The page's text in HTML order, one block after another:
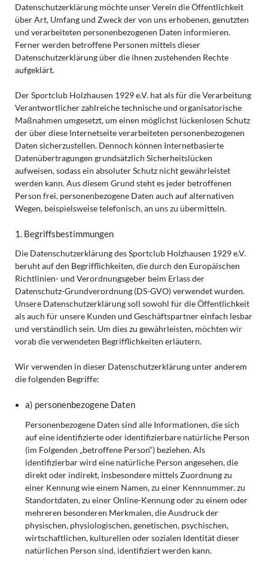
Datenschutzerklärung möchte unser Verein die Öffentlichkeit
über Art, Umfang und Zweck der von uns erhobenen, genutzten
und verarbeiteten personenbezogenen Daten informieren.
Ferner werden betroffene Personen mittels dieser
Datenschutzerklärung über die ihnen zustehenden Rechte
aufgeklärt.
Der Sportclub Holzhausen 1929 e.V. hat als für die Verarbeitung
Verantwortlicher zahlreiche technische und organisatorische
Maßnahmen umgesetzt, um einen möglichst lückenlosen Schutz
der über diese Internetseite verarbeiteten personenbezogenen
Daten sicherzustellen. Dennoch können Internetbasierte
Datenübertragungen grundsätzlich Sicherheitslücken
aufweisen, sodass ein absoluter Schutz nicht gewährleistet
werden kann. Aus diesem Grund steht es jeder betroffenen
Person frei, personenbezogene Daten auch auf alternativen
Wegen, beispielsweise telefonisch, an uns zu übermitteln.
1. Begriffsbestimmungen
Die Datenschutzerklärung des Sportclub Holzhausen 1929 e.V.
beruht auf den Begrifflichkeiten, die durch den Europäischen
Richtlinien- und Verordnungsgeber beim Erlass der
Datenschutz-Grundverordnung (DS-GVO) verwendet wurden.
Unsere Datenschutzerklärung soll sowohl für die Öffentlichkeit
als auch für unsere Kunden und Geschäftspartner einfach lesbar
und verständlich sein. Um dies zu gewährleisten, möchten wir
vorab die verwendeten Begrifflichkeiten erläutern.
Wir verwenden in dieser Datenschutzerklärung unter anderem
die folgenden Begriffe:
a) personenbezogene Daten
Personenbezogene Daten sind alle Informationen, die sich
auf eine identifizierte oder identifizierbare natürliche Person
(im Folgenden „betroffene Person“) beziehen. Als
identifizierbar wird eine natürliche Person angesehen, die
direkt oder indirekt, insbesondere mittels Zuordnung zu
einer Kennung wie einem Namen, zu einer Kennnummer, zu
Standortdaten, zu einer Online-Kennung oder zu einem oder
mehreren besonderen Merkmalen, die Ausdruck der
physischen, physiologischen, genetischen, psychischen,
wirtschaftlichen, kulturellen oder sozialen Identität dieser
natürlichen Person sind, identifiziert werden kann.